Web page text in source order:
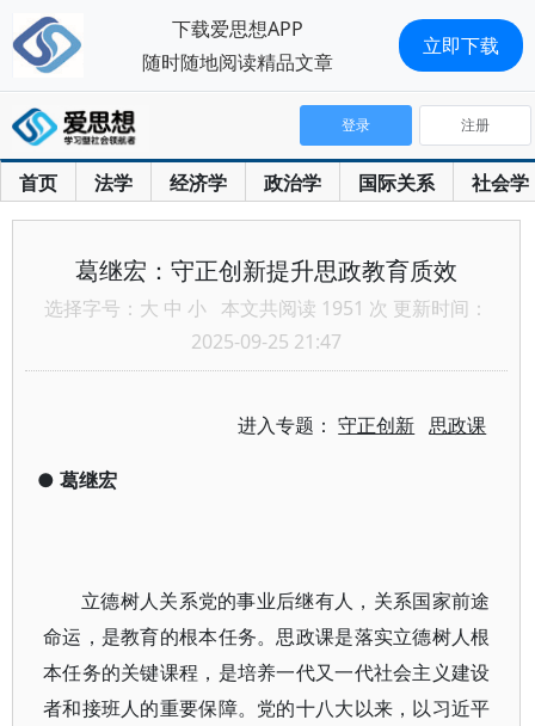
首页 法学 经济学 政治学 国际关系 社会学
登录 注册
葛继宏：守正创新提升思政教育质效
选择字号： 大 中 小 本文共阅读 1951 次 更新时间：
2025-09-25 21:47
进入专题：守正创新 思政课
● 葛继宏
立德树人关系党的事业后继有人，关系国家前途
命运，是教育的根本任务。思政课是落实立德树人根
本任务的关键课程，是培养一代又一代社会主义建设
者和接班人的重要保障。党的十八大以来，以习近平
下载爱思想APP
随时随地阅读精品文章
立即下载